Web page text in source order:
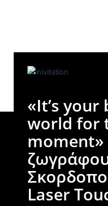
«It’s
world for
moment»
Laser